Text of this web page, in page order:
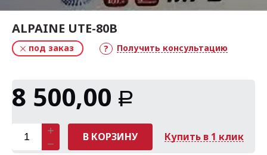
ALPAINE UTE-80B
под заказ Получить консультацию
8 500,00 Р
В КОРЗИНУ Купить в 1 клик